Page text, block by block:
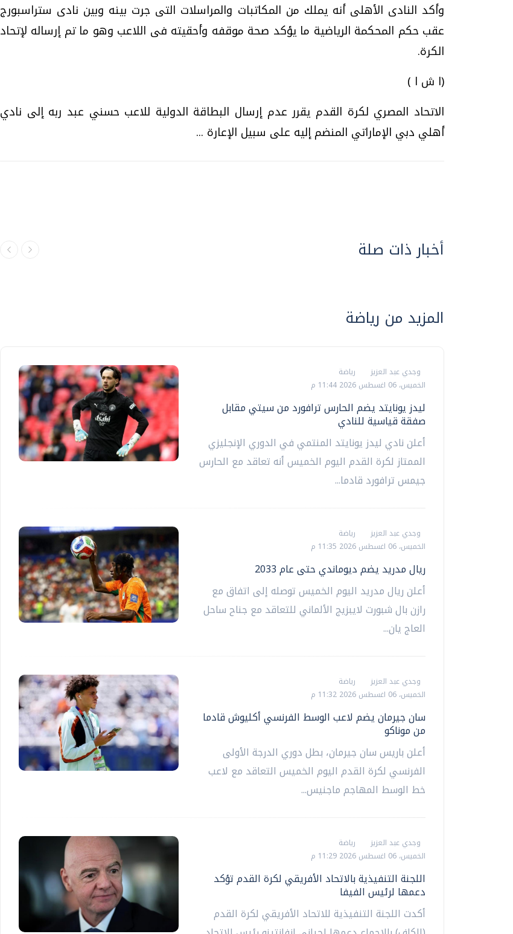
وأكد النادى الأهلى أنه يملك من المكاتبات والمراسلات التى جرت بينه وبين نادى ستراسبورج
عقب حكم المحكمة الرياضية ما يؤكد صحة موقفه وأحقيته فى اللاعب وهو ما تم إرساله لإتحاد
الكرة.
(ا ش ا )
الاتحاد المصري لكرة القدم يقرر عدم إرسال البطاقة الدولية للاعب حسني عبد ربه إلى نادي
أهلي دبي الإماراتي المنضم إليه على سبيل الإعارة ...
أخبار ذات صلة
المزيد من رياضة
وجدي عبد العزيز
رياضة
الخميس، 06 اغسطس 2026 11:44 م
ليدز يونايتد يضم الحارس ترافورد من سيتي مقابل
صفقة قياسية للنادي
أعلن نادي ليدز يونايتد المنتمي في الدوري الإنجليزي
الممتاز لكرة القدم اليوم الخميس أنه تعاقد مع الحارس
جيمس ترافورد قادما...
وجدي عبد العزيز
رياضة
الخميس، 06 اغسطس 2026 11:35 م
ريال مدريد يضم ديوماندي حتى عام 2033
أعلن ريال مدريد اليوم الخميس توصله إلى اتفاق مع
رازن بال شبورت لايبزيج الألماني للتعاقد مع جناح ساحل
العاج يان...
وجدي عبد العزيز
رياضة
الخميس، 06 اغسطس 2026 11:32 م
سان جيرمان يضم لاعب الوسط الفرنسي أكليوش قادما
من موناكو
أعلن باريس سان جيرمان، بطل دوري الدرجة الأولى
الفرنسي لكرة القدم ‌اليوم الخميس التعاقد مع لاعب
خط الوسط المهاجم ماجنيس...
وجدي عبد العزيز
رياضة
الخميس، 06 اغسطس 2026 11:29 م
اللجنة التنفيذية بالاتحاد الأفريقي لكرة القدم تؤكد
دعمها لرئيس الفيفا
أكدت اللجنة التنفيذية للاتحاد الأفريقي لكرة القدم